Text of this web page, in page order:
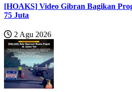
[HOAKS] Video Gibran Bagikan
75 Juta
2 Agu 2026